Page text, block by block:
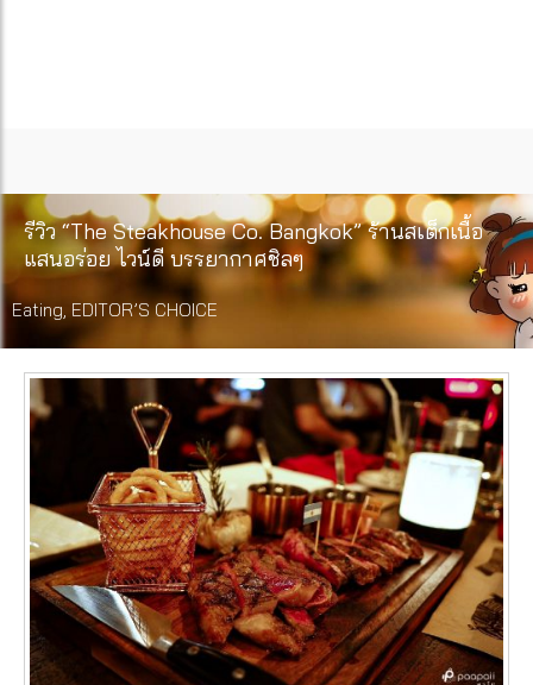
รีวิว “The Steakhouse Co. Bangkok” ร้านสเต็กเนื้อ
แสนอร่อย ไวน์ดี บรรยากาศชิลๆ
Eating, EDITOR’S CHOICE